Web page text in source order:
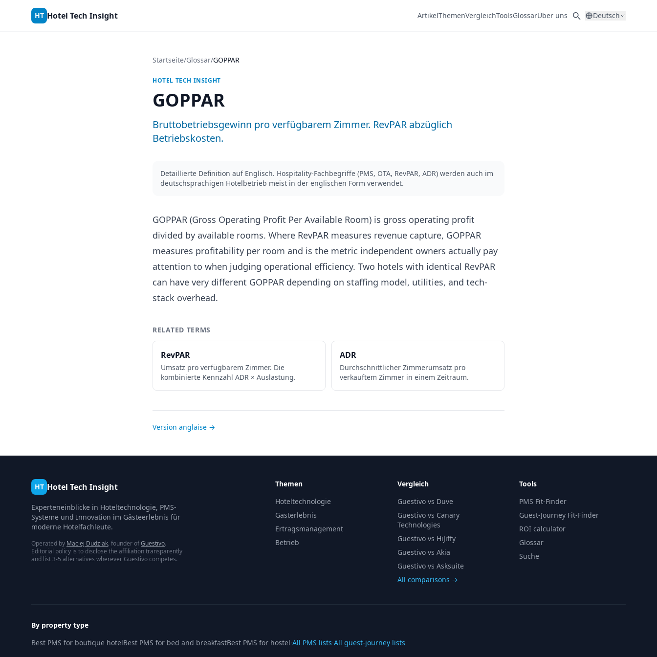
Skip to content
HT Hotel Tech Insight ArtikelThemenVergleichToolsGlossarÜber uns Deutsch
Startseite/Glossar/GOPPAR
HOTEL TECH INSIGHT
GOPPAR
Bruttobetriebsgewinn pro verfügbarem Zimmer. RevPAR abzüglich
Betriebskosten.
Detaillierte Definition auf Englisch. Hospitality-Fachbegriffe (PMS, OTA, RevPAR, ADR) werden auch im
deutschsprachigen Hotelbetrieb meist in der englischen Form verwendet.
GOPPAR (Gross Operating Profit Per Available Room) is gross operating profit
divided by available rooms. Where RevPAR measures revenue capture, GOPPAR
measures profitability per room and is the metric independent owners actually pay
attention to when judging operational efficiency. Two hotels with identical RevPAR
can have very different GOPPAR depending on staffing model, utilities, and tech-
stack overhead.
RELATED TERMS
RevPAR
Umsatz pro verfügbarem Zimmer. Die
kombinierte Kennzahl ADR × Auslastung.
ADR
Durchschnittlicher Zimmerumsatz pro
verkauftem Zimmer in einem Zeitraum.
Version anglaise →
HT Hotel Tech Insight
Experteneinblicke in Hoteltechnologie, PMS-
Systeme und Innovation im Gästeerlebnis für
moderne Hotelfachleute.
Operated by Maciej Dudziak, founder ofGuestivo.
Editorial policy is to disclose the affiliation transparently
and list 3-5 alternatives wherever Guestivo competes.
Themen
Hoteltechnologie
Gasterlebnis
Ertragsmanagement
Betrieb
Vergleich
Guestivo vs Duve
Guestivo vs Canary
Technologies
Guestivo vs HiJiffy
Guestivo vs Akia
Guestivo vs Asksuite
All comparisons →
Tools
PMS Fit-Finder
Guest-Journey Fit-Finder
ROI calculator
Glossar
Suche
By property type
Best PMS for boutique hotelBest PMS for bed and breakfastBest PMS for hostel·All PMS lists·All guest-journey lists